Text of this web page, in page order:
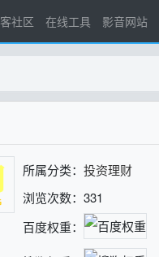
社区 在线工具 影音网站
所属分类： 投资理财
浏览次数：331
百度权重：